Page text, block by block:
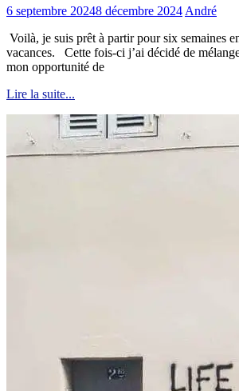
6 septembre 20248 décembre 2024 André
Voilà, je suis prêt à partir pour six semaines
vacances. Cette fois-ci j’ai décidé de
mon opportunité de
Lire la suite...